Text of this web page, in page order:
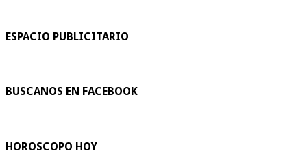
ESPACIO PUBLICITARIO
BUSCANOS EN FACEBOOK
HOROSCOPO HOY